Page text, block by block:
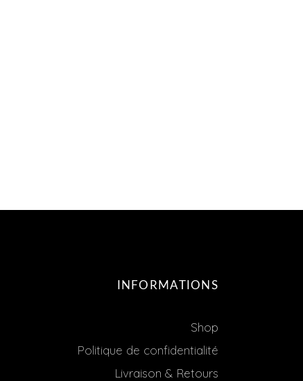
INFORMATIONS
Shop
Politique de confidentialité
Livraison & Retours